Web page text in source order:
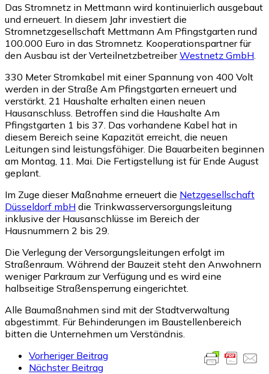
Das Stromnetz in Mettmann wird kontinuierlich ausgebaut
und erneuert. In diesem Jahr investiert die
Stromnetzgesellschaft Mettmann Am Pfingstgarten rund
100.000 Euro in das Stromnetz. Kooperationspartner für
den Ausbau ist der VerteilnetzbetreiberWestnetz GmbH
330 Meter Stromkabel mit einer Spannung von 400 Volt
werden in der Straße Am Pfingstgarten erneuert und
verstärkt. 21 Haushalte erhalten einen neuen
Hausanschluss. Betroffen sind die Haushalte Am
Pfingstgarten 1 bis 37. Das vorhandene Kabel hat in
diesem Bereich seine Kapazität erreicht, die neuen
Leitungen sind leistungsfähiger. Die Bauarbeiten beginnen
am Montag, 11. Mai. Die Fertigstellung ist für Ende August
geplant.
Im Zuge dieser Maßnahme erneuert die Netzgesellschaft
Düsseldorf mbH die Trinkwasserversorgungsleitung
inklusive der Hausanschlüsse im Bereich der
Hausnummern 2 bis 29.
Die Verlegung der Versorgungsleitungen erfolgt im
Straßenraum. Während der Bauzeit steht den Anwohnern
weniger Parkraum zur Verfügung und es wird eine
halbseitige Straßensperrung eingerichtet.
Alle Baumaßnahmen sind mit der Stadtverwaltung
abgestimmt. Für Behinderungen im Baustellenbereich
bitten die Unternehmen um Verständnis.
Vorheriger Beitrag
Nächster Beitrag